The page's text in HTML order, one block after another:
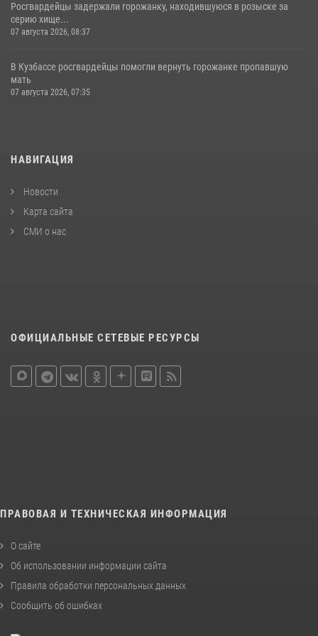
Росгвардейцы задержали горожанку, находившуюся в розыске за
серию хище...
07 августа 2026, 08:37
В Кузбассе росгвардейцы помогли вернуть горожанке пропавшую
мать
07 августа 2026, 07:35
НАВИГАЦИЯ
Новости
Карта сайта
СМИ о нас
ОФИЦИАЛЬНЫЕ СЕТЕВЫЕ РЕСУРСЫ
ПРАВОВАЯ И ТЕХНИЧЕСКАЯ ИНФОРМАЦИЯ
О сайте
Об использовании информации сайта
Правила обработки персональных данных
Сообщить об ошибках